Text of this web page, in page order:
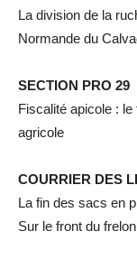
La division de la
Normande du
SECTION PRO 29
Fiscalité apicole :
agricole
COURRIER DES
La fin des sacs en
Sur le front du